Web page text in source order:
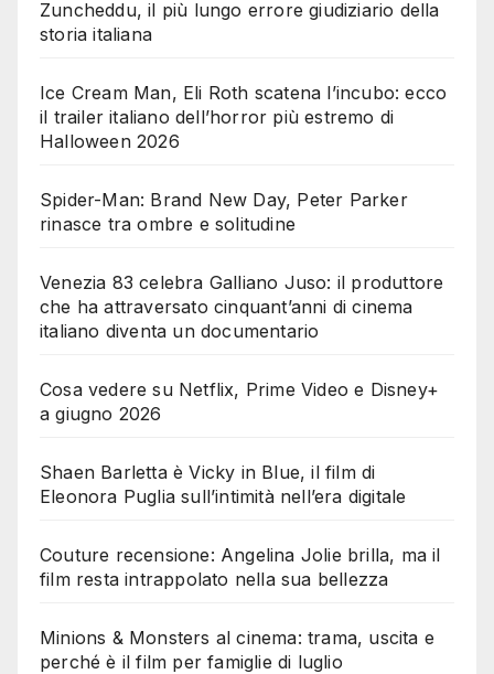
Zuncheddu, il più lungo errore giudiziario della
storia italiana
Ice Cream Man, Eli Roth scatena l’incubo: ecco
il trailer italiano dell’horror più estremo di
Halloween 2026
Spider-Man: Brand New Day, Peter Parker
rinasce tra ombre e solitudine
Venezia 83 celebra Galliano Juso: il produttore
che ha attraversato cinquant’anni di cinema
italiano diventa un documentario
Cosa vedere su Netflix, Prime Video e Disney+
a giugno 2026
Shaen Barletta è Vicky in Blue, il film di
Eleonora Puglia sull’intimità nell’era digitale
Couture recensione: Angelina Jolie brilla, ma il
film resta intrappolato nella sua bellezza
Minions & Monsters al cinema: trama, uscita e
perché è il film per famiglie di luglio